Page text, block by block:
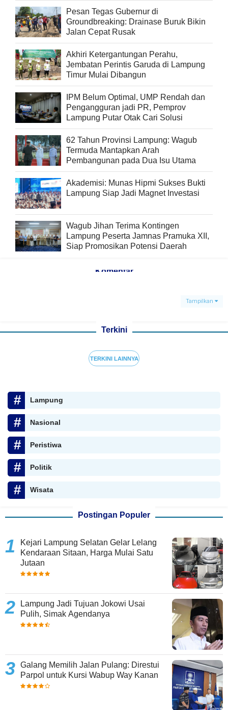
Pesan Tegas Gubernur di
Groundbreaking: Drainase Buruk Bikin
Jalan Cepat Rusak
Akhiri Ketergantungan Perahu,
Jembatan Perintis Garuda di Lampung
Timur Mulai Dibangun
IPM Belum Optimal, UMP Rendah dan
Pengangguran jadi PR, Pemprov
Lampung Putar Otak Cari Solusi
62 Tahun Provinsi Lampung: Wagub
Termuda Mantapkan Arah
Pembangunan pada Dua Isu Utama
Akademisi: Munas Hipmi Sukses Bukti
Lampung Siap Jadi Magnet Investasi
Wagub Jihan Terima Kontingen
Lampung Peserta Jamnas Pramuka XII,
Siap Promosikan Potensi Daerah
Komentar
Tampilkan
Terkini
TERKINI LAINNYA
Lampung
Nasional
Peristiwa
Politik
Wisata
Postingan Populer
Kejari Lampung Selatan Gelar Lelang
Kendaraan Sitaan, Harga Mulai Satu
Jutaan
Lampung Jadi Tujuan Jokowi Usai
Pulih, Simak Agendanya
Galang Memilih Jalan Pulang: Direstui
Parpol untuk Kursi Wabup Way Kanan